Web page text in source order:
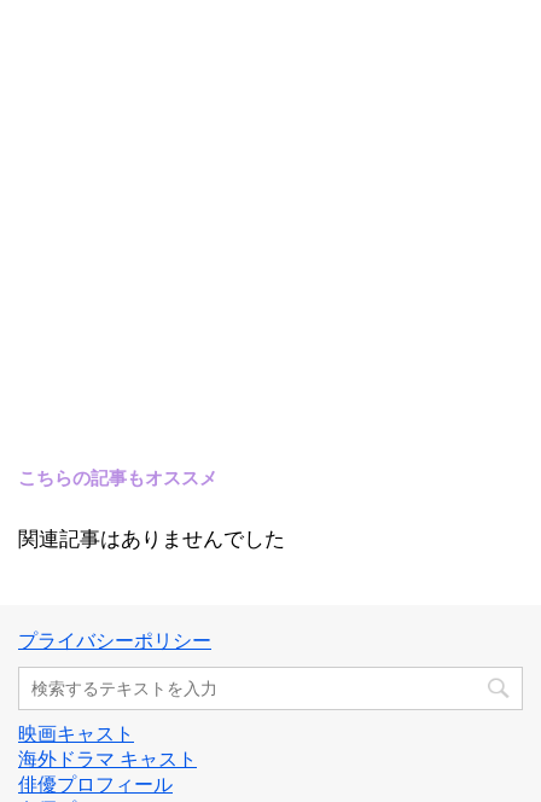
こちらの記事もオススメ
関連記事はありませんでした
プライバシーポリシー
映画キャスト
海外ドラマ キャスト
俳優プロフィール